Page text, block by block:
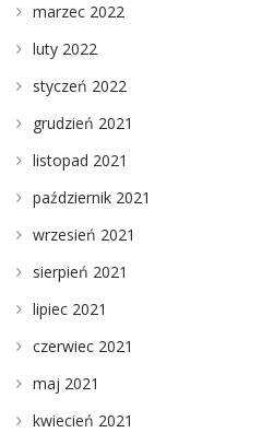
marzec 2022
luty 2022
styczeń 2022
grudzień 2021
listopad 2021
październik 2021
wrzesień 2021
sierpień 2021
lipiec 2021
czerwiec 2021
maj 2021
kwiecień 2021